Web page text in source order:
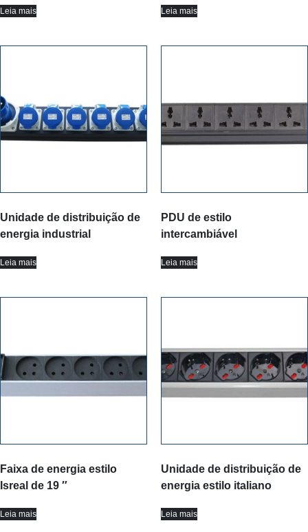
Leia mais Leia mais
Unidade de distribuição de
energia industrial
Leia mais
PDU de estilo
intercambiável
Leia mais
Faixa de energia estilo
Isreal de 19 ″
Leia mais
Unidade de distribuição de
energia estilo italiano
Leia mais